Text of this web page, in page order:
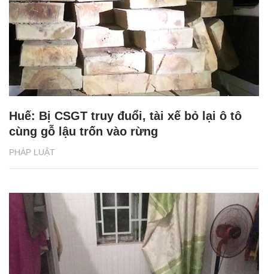
PHÁP LUẬT
Huế: Bị CSGT truy đuổi, tài xế bỏ lại ô tô
cùng gỗ lậu trốn vào rừng